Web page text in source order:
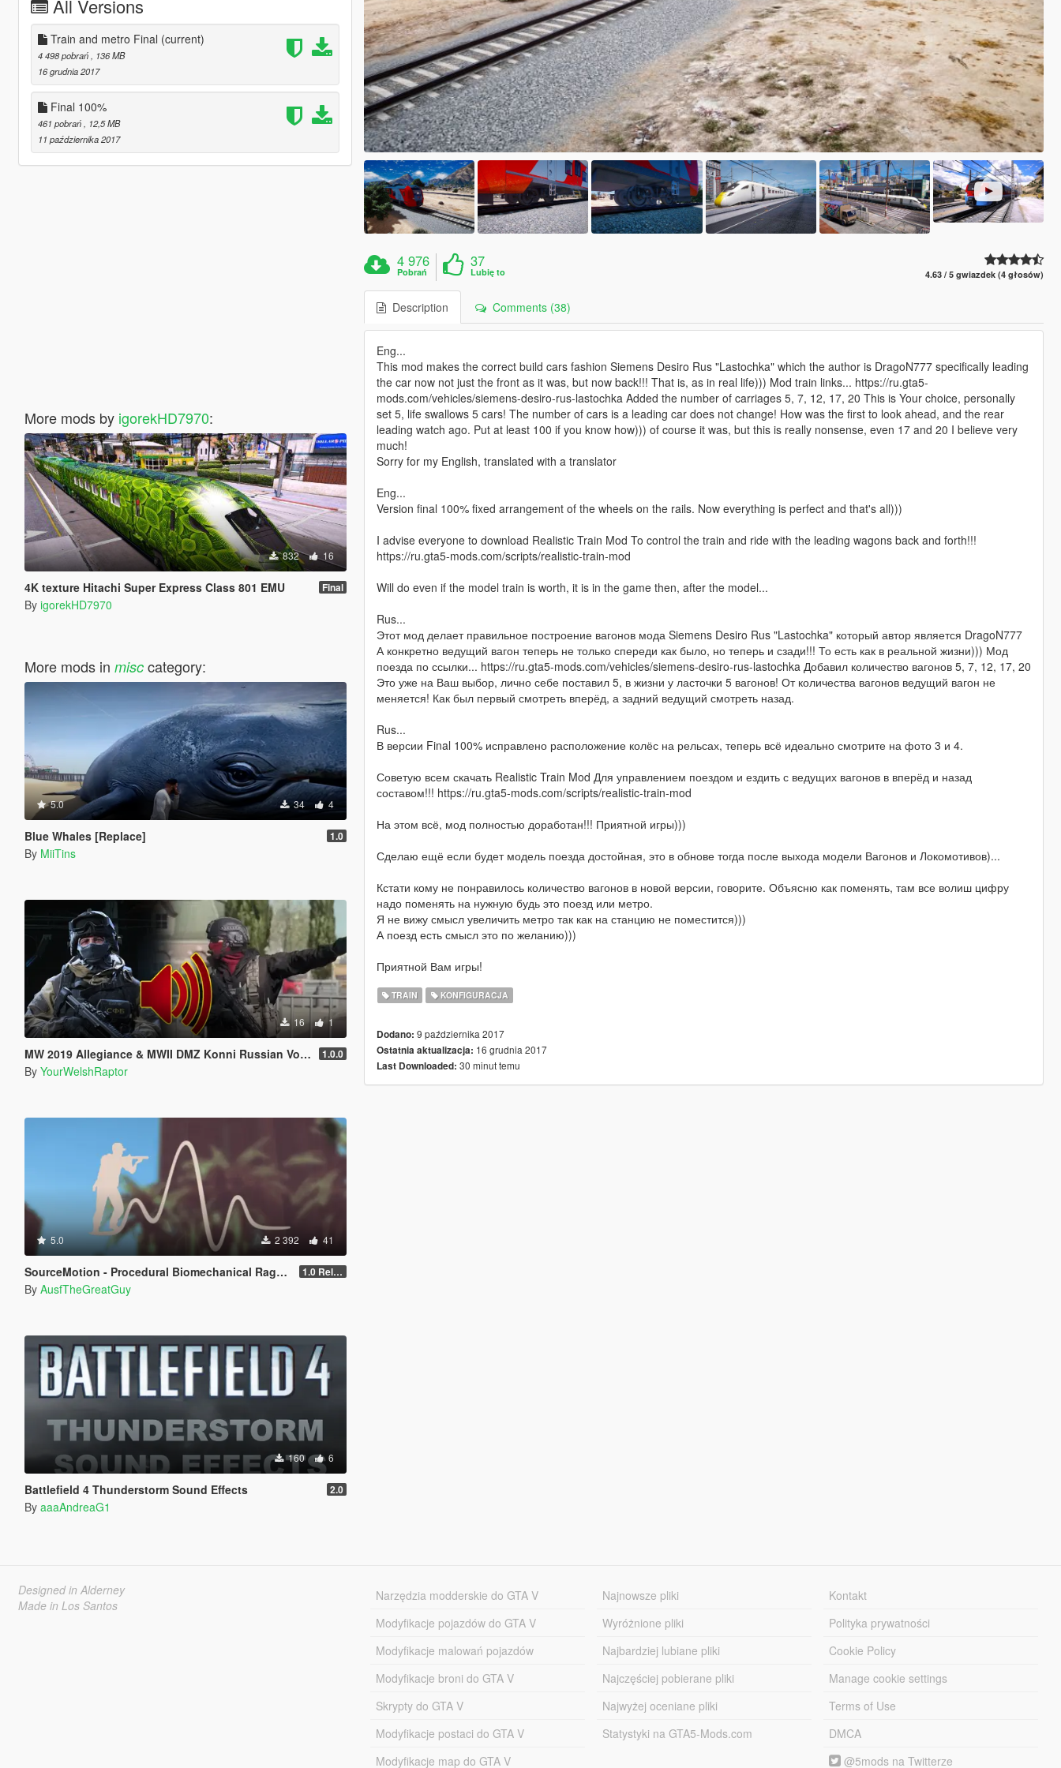
All Versions
Train and metro Final (current)
4 498 pobrań
, 136 MB
16 grudnia 2017
Final 100%
461 pobrań
, 12,5 MB
11 października 2017
More mods by igorekHD7970:
832 16
4K texture Hitachi Super Express Class 801 EMU Final
By igorekHD7970
More mods in misccategory:
5.0 34 4
Blue Whales [Replace] 1.0
By MiiTins
16 1
MW 2019 Allegiance & MWII DMZ Konni Russian Voice Groups for Peds 1.0.0
By YourWelshRaptor
5.0 2 392 41
SourceMotion - Procedural Biomechanical Ragdoll System 1.0 Release Candidate 3
By AusfTheGreatGuy
160 6
Battlefield 4 Thunderstorm Sound Effects 2.0
By aaaAndreaG1
4 976
Pobrań
37
Lubię to 4.63 / 5 gwiazdek (4 głosów)
Description Comments (38)
Eng...
This mod makes the correct build cars fashion Siemens Desiro Rus "Lastochka" which the author is DragoN777 specifically leading
the car now not just the front as it was, but now back!!! That is, as in real life))) Mod train links... https://ru.gta5-
mods.com/vehicles/siemens-desiro-rus-lastochka Added the number of carriages 5, 7, 12, 17, 20 This is Your choice, personally
set 5, life swallows 5 cars! The number of cars is a leading car does not change! How was the first to look ahead, and the rear
leading watch ago. Put at least 100 if you know how))) of course it was, but this is really nonsense, even 17 and 20 I believe very
much!
Sorry for my English, translated with a translator
Eng...
Version final 100% fixed arrangement of the wheels on the rails. Now everything is perfect and that's all)))
I advise everyone to download Realistic Train Mod To control the train and ride with the leading wagons back and forth!!!
https://ru.gta5-mods.com/scripts/realistic-train-mod
Will do even if the model train is worth, it is in the game then, after the model...
Rus...
Этот мод делает правильное построение вагонов мода Siemens Desiro Rus "Lastochka" который автор является DragoN777
А конкретно ведущий вагон теперь не только спереди как было, но теперь и сзади!!! То есть как в реальной жизни))) Мод
поезда по ссылки... https://ru.gta5-mods.com/vehicles/siemens-desiro-rus-lastochka Добавил количество вагонов 5, 7, 12, 17, 20
Это уже на Ваш выбор, лично себе поставил 5, в жизни у ласточки 5 вагонов! От количества вагонов ведущий вагон не
меняется! Как был первый смотреть вперёд, а задний ведущий смотреть назад.
Rus...
В версии Final 100% исправлено расположение колёс на рельсах, теперь всё идеально смотрите на фото 3 и 4.
Советую всем скачать Realistic Train Mod Для управлением поездом и ездить с ведущих вагонов в вперёд и назад
составом!!! https://ru.gta5-mods.com/scripts/realistic-train-mod
На этом всё, мод полностью доработан!!! Приятной игры)))
Сделаю ещё если будет модель поезда достойная, это в обнове тогда после выхода модели Вагонов и Локомотивов)...
Кстати кому не понравилось количество вагонов в новой версии, говорите. Объясню как поменять, там все волиш цифру
надо поменять на нужную будь это поезд или метро.
Я не вижу смысл увеличить метро так как на станцию не поместится)))
А поезд есть смысл это по желанию)))
Приятной Вам игры!
TRAIN KONFIGURACJA
Dodano: 9 października 2017
Ostatnia aktualizacja: 16 grudnia 2017
Last Downloaded: 30 minut temu
Designed in Alderney
Made in Los Santos
Narzędzia modderskie do GTA V
Modyfikacje pojazdów do GTA V
Modyfikacje malowań pojazdów
Modyfikacje broni do GTA V
Skrypty do GTA V
Modyfikacje postaci do GTA V
Modyfikacje map do GTA V
Najnowsze pliki
Wyróżnione pliki
Najbardziej lubiane pliki
Najczęściej pobierane pliki
Najwyżej oceniane pliki
Statystyki na GTA5-Mods.com
Kontakt
Polityka prywatności
Cookie Policy
Manage cookie settings
Terms of Use
DMCA
@5mods na Twitterze